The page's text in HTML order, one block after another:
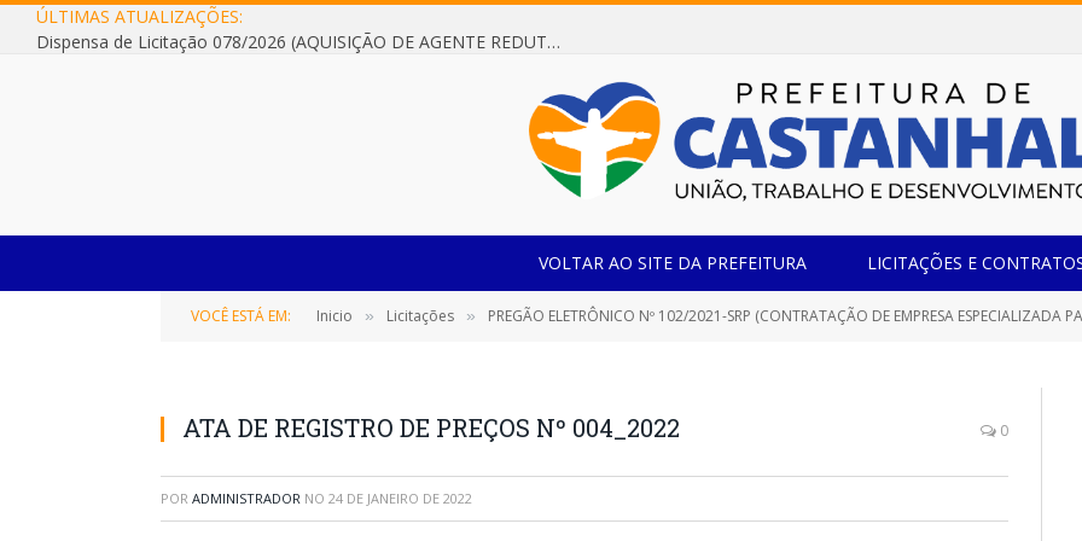
ÚLTIMAS ATUALIZAÇÕES:
Dispensa de Licitação 078/2026 (AQUISIÇÃO DE AGENTE REDUTOR LÍQUIDO AUTOMOTIVO – ARLA 32, PARA ATENDER A FROTA OFICIAL DE VEÍCULOS DA SECRETARIA MUNICIPAL DE EDUCAÇÃO DO MUNICÍPIO DE CASTANHAL/PA)
VOLTAR AO SITE DA PREFEITURA LICITAÇÕES E
VOCÊ ESTÁ EM: Inicio » Licitações » PREGÃO ELETRÔNICO Nº 102/2021-SRP (CONTRATAÇÃO DE EMPRESA ESPECIALIZADA
ATA DE REGISTRO DE PREÇOS Nº 004_2022 0
POR ADMINISTRADOR NO 24 DE JANEIRO DE 2022